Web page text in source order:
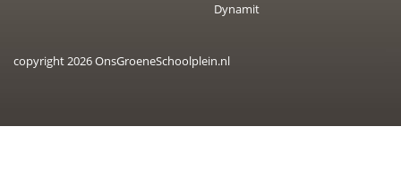
Dynamit
copyright 2026 OnsGroeneSchoolplein.nl